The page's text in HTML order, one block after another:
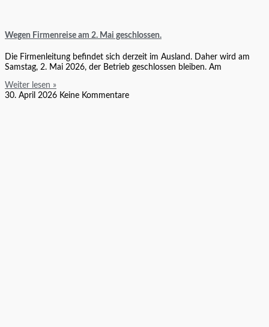
Wegen Firmenreise am 2. Mai geschlossen.
Die Firmenleitung befindet sich derzeit im Ausland. Daher wird am
Samstag, 2. Mai 2026, der Betrieb geschlossen bleiben. Am
Weiter lesen »
30. April 2026 Keine Kommentare